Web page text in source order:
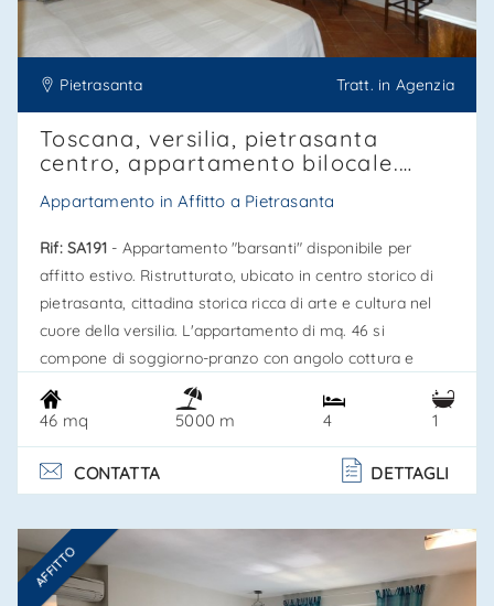
Pietrasanta Tratt. in Agenzia
Toscana, versilia, pietrasanta
centro, appartamento bilocale.
Appartamento in Affitto a Pietrasanta
Rif: SA191 - Appartamento "barsanti" disponibile per
affitto estivo. Ristrutturato, ubicato in centro storico di
pietrasanta, cittadina storica ricca di arte e cultura nel
cuore della versilia. L'appartamento di mq. 46 si
compone di soggiorno-pranzo con angolo cottura e
divano letto 2 posti, camera matrimoniale e bagno con
vasca. La cucina è completamente equipaggiata con
lavatrice, tv sat e cassaforte. L'appartamento ha un
doppio ingresso, s. . .
46 mq 5000 m 4 1
CONTATTA DETTAGLI
AFFITTO